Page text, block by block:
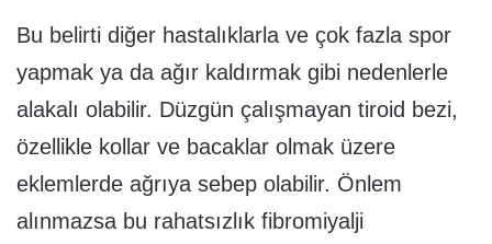
Bu belirti diğer hastalıklarla ve çok fazla spor
yapmak ya da ağır kaldırmak gibi nedenlerle
alakalı olabilir. Düzgün çalışmayan tiroid bezi,
özellikle kollar ve bacaklar olmak üzere
eklemlerde ağrıya sebep olabilir. Önlem
alınmazsa bu rahatsızlık fibromiyalji